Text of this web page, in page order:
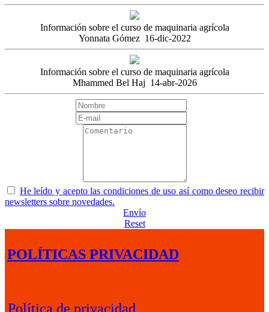
Información sobre el curso de maquinaria agrícola
Yonnata Gómez 16-dic-2022
Información sobre el curso de maquinaria agrícola
Mhammed Bel Haj 14-abr-2026
He leído y acepto las condiciones de uso así como deseo recibir
newsletters sobre novedades.
Envío
Reset
POLÍTICAS PRIVACIDAD
Política de privacidad